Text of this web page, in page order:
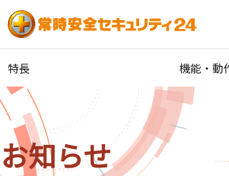
特長 機能・動
お知らせ